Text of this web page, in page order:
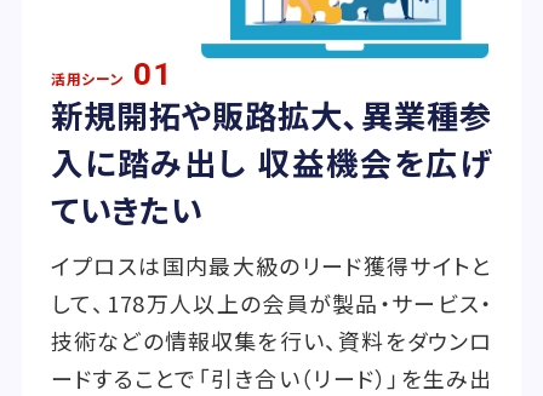
活用シーン 01
新規開拓や販路拡大、異業種参
入に踏み出し 収益機会を広げ
ていきたい
イプロスは国内最大級のリード獲得サイトと
して、178万人以上の会員が製品・サービス・
技術などの情報収集を行い、資料をダウンロ
ードすることで「引き合い（リード）」を生み出